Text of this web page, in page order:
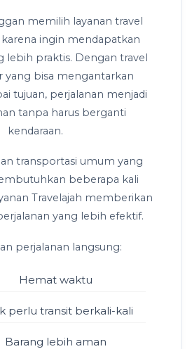
memilih layanan travel
ingin mendapatkan
lebih praktis. Dengan travel
yang bisa mengantarkan
tujuan, perjalanan menjadi
tanpa harus berganti
kendaraan.
transportasi umum yang
beberapa kali
Travelajah memberikan
yang lebih efektif.
perjalanan langsung:
Hemat waktu
perlu transit berkali-kali
Barang lebih aman